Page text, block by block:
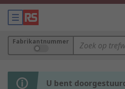
Fabrikantnummer
U bent